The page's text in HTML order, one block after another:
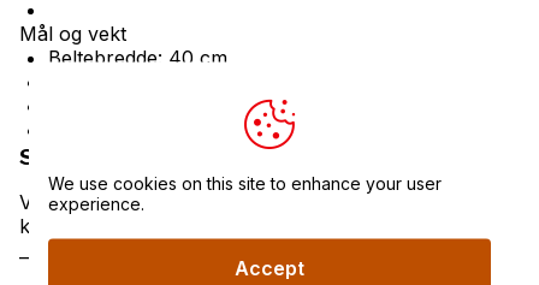
Mål og vekt
Beltebredde: 40 cm
Størrelse HK-feste: 50
Salgsbetingelser
Vennligst oppgi referansenummer
kontakter oss.
_______________________________________________
We use cookies on this site to enhance your user
experience.
Accept